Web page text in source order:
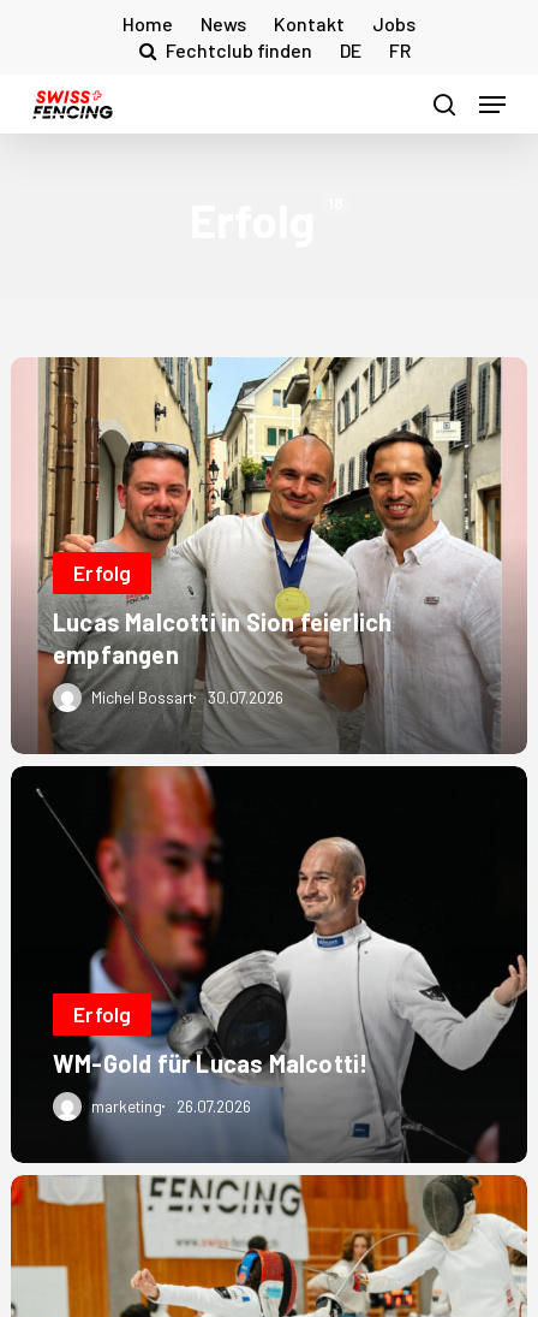
content
Home News Kontakt
Jobs
Fechtclub finden
DE FR
search
Menu
Lucas
Malcotti
Sion
feierlich
empfangen
Erfolg
Lucas Malcotti in Sion feierlich
empfangen
Michel Bossart 30.07.2026
WM-
Gold
Erfolg
WM-Gold für Lucas Malcotti!
marketing 26.07.2026
Schweizer
Meisterschaften
Hochklassiger